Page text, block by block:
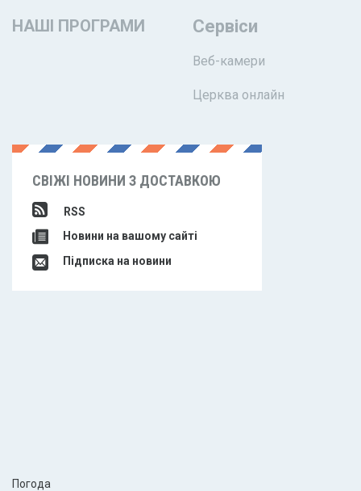
НАШІ ПРОГРАМИ Сервіси
Веб-камери
Церква онлайн
СВІЖІ НОВИНИ З ДОСТАВКОЮ
RSS
Новини на вашому сайті
Підписка на новини
Погода